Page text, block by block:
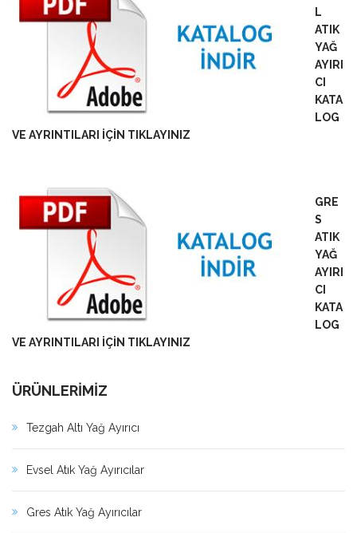
L
ATIK
YAĞ
AYIRI
CI
KATA
LOG
VE AYRINTILARI İÇİN TIKLAYINIZ
GRE
S
ATIK
YAĞ
AYIRI
CI
KATA
LOG
VE AYRINTILARI İÇİN TIKLAYINIZ
ÜRÜNLERİMİZ
Tezgah Altı Yağ Ayırıcı
Evsel Atık Yağ Ayırıcılar
Gres Atık Yağ Ayırıcılar